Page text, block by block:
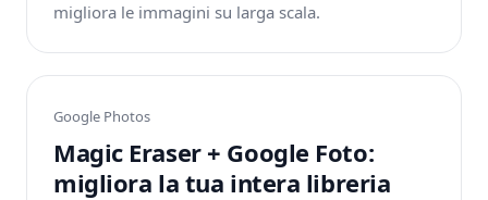
migliora le immagini su larga scala.
Google Photos
Magic Eraser + Google Foto:
migliora la tua intera libreria